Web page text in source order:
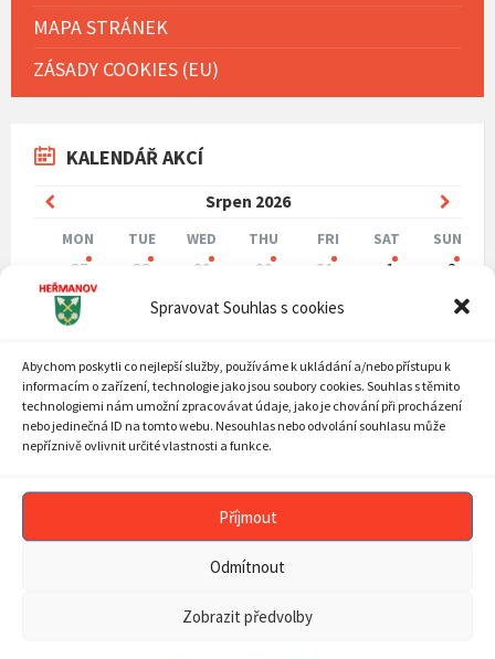
Spravovat Souhlas s cookies
Abychom poskytli co nejlepší služby, používáme k ukládání a/nebo přístupu k
informacím o zařízení, technologie jako jsou soubory cookies. Souhlas s těmito
technologiemi nám umožní zpracovávat údaje, jako je chování při procházení
nebo jedinečná ID na tomto webu. Nesouhlas nebo odvolání souhlasu může
nepříznivě ovlivnit určité vlastnosti a funkce.
Příjmout
Odmítnout
Zobrazit předvolby
MAPA STRÁNEK
ZÁSADY COOKIES (EU)
KALENDÁŘ AKCÍ
Srpen 2026
Previous
Month
MON TUE WED THU FRI SAT SUN
calendar
days
27 28 29 30 31 1
2
3
5 6 7
9
17
18 19 20 21 22
23
24
25 26 27 28 29
30
31
1 2 3 4 5
ARCHIV AKTUALIT